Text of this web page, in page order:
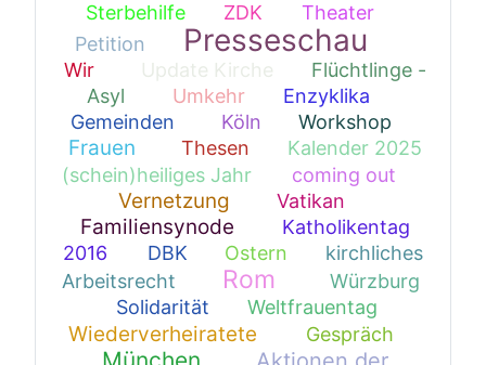
Sterbehilfe ZDK Theater
Petition Presseschau
Wir Update Kirche
Flüchtlinge -
Asyl
Umkehr Enzyklika
Gemeinden Köln Workshop
Frauen Thesen
Kalender 2025
(schein)heiliges Jahr
coming out
Vernetzung Vatikan
Familiensynode
Katholikentag
2016
DBK Ostern
kirchliches
Arbeitsrecht
Rom Würzburg
Solidarität Weltfrauentag
Wiederverheiratete Gespräch